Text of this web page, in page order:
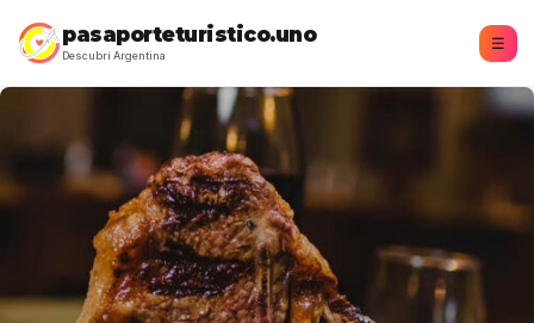
pasaporteturistico.uno
Descubrí Argentina
☰